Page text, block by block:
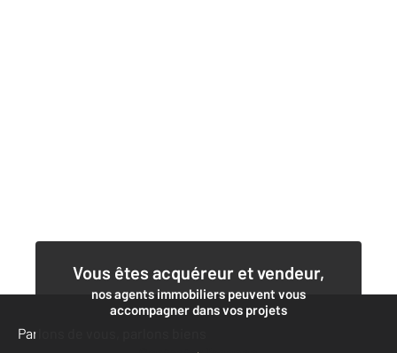
Vous êtes acquéreur et vendeur,
nos agents immobiliers peuvent vous
accompagner dans vos projets
Parlons de vous, parlons biens